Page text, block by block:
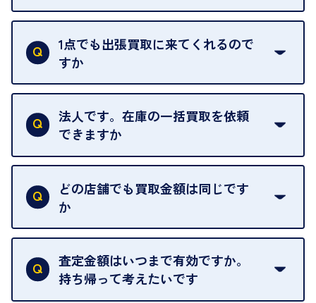
ご訪問可能時間は、10時から19時です。
ただし、お品物の種類や量によっては対応させてい
ただくことがあります。
1点でも出張買取に来てくれるので
すか
はい。1点でもお伺いします。
法人です。在庫の一括買取を依頼
できますか
はい。喜んで承ります。出張買取をご利用くださ
い。
ご指定の場所にお伺いします。
どの店舗でも買取金額は同じです
か
はい。全店舗一律です。
ただし、中古市場は日々変動するため、査定した日
によって査定額が変わることはございます。
査定金額はいつまで有効ですか。
持ち帰って考えたいです